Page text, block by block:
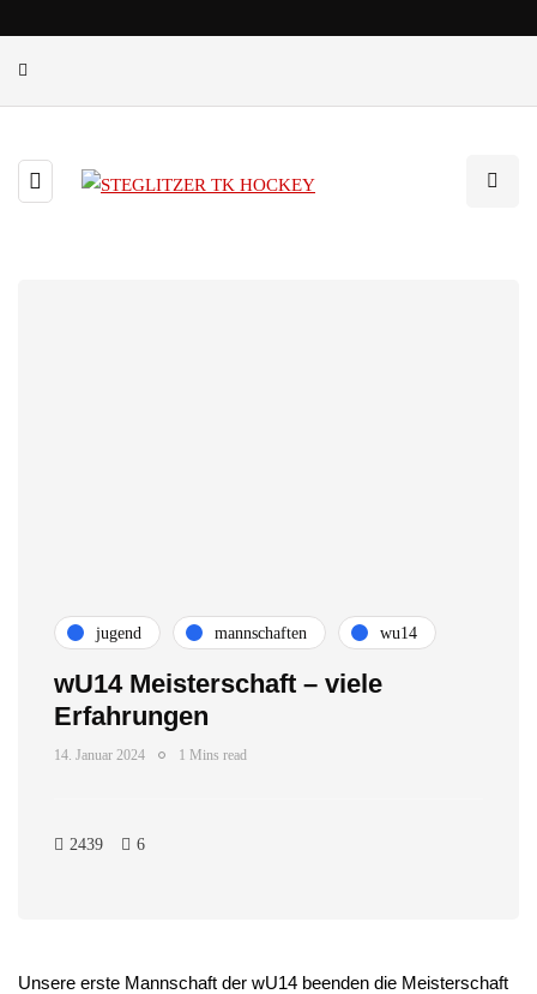
jugend mannschaften wu14
wU14 Meisterschaft – viele
Erfahrungen
14. Januar 2024 1 Mins read
2439 6
Unsere erste Mannschaft der wU14 beenden die Meisterschaft